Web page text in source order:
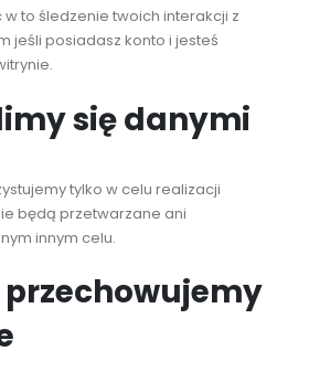
w to śledzenie twoich interakcji z
jeśli posiadasz konto i jesteś
się danymi
tylko w celu realizacji
będą przetwarzane ani
innym celu.
przechowujemy